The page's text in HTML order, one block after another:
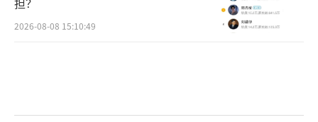
布林肯表示，俄罗斯已经做好了战斗的准
2026-08-08 15:10:49